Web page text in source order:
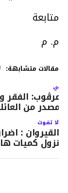
متابعة
م. م
مقالات متشابهة:
الفقر
من
لا تفوت
القيروان :
نزول كميات